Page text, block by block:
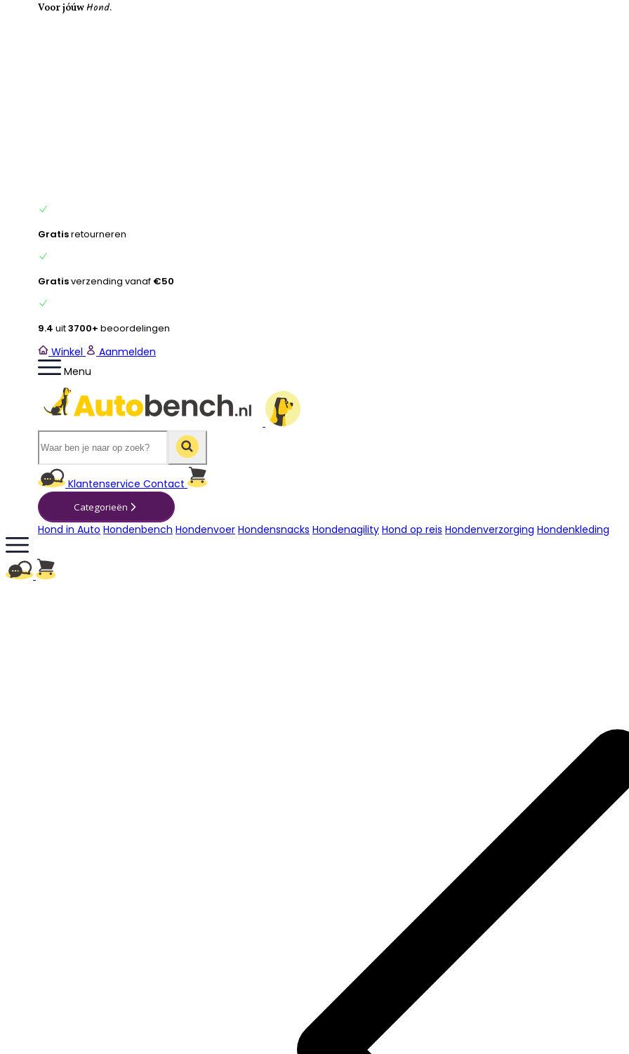
Voor jóúwHond.
Gratisretourneren
Gratisverzending vanaf €50
9.4 uit3700+ beoordelingen
Winkel
Aanmelden
Menu
Klantenservice Contact
Categorieën
Hond in Auto Hondenbench Hondenvoer Hondensnacks Hondenagility Hond op reis Hondenverzorging Hondenkleding